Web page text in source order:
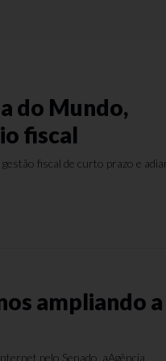
do Mundo,
fiscal
fiscal de curto prazo e
ampliando a
pelo Senado, aAgência